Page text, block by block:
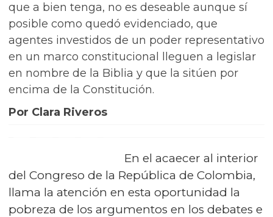
que a bien tenga, no es deseable aunque sí
posible como quedó evidenciado, que
agentes investidos de un poder representativo
en un marco constitucional lleguen a legislar
en nombre de la Biblia y que la sitúen por
encima de la Constitución.
Por Clara Riveros
En el acaecer al interior
del Congreso de la República de Colombia,
llama la atención en esta oportunidad la
pobreza de los argumentos en los debates e